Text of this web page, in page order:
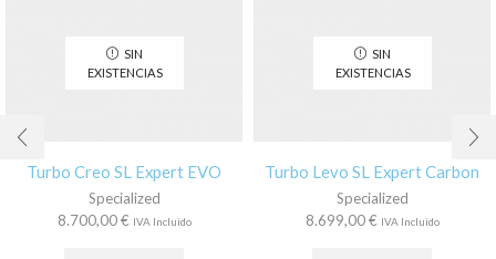
SIN
EXISTENCIAS
Turbo Creo SL Expert EVO
Specialized
8.700,00€ IVA Incluido
SIN
EXISTENCIAS
Turbo Levo SL Expert Carbon
Specialized
8.699,00€ IVA Incluido